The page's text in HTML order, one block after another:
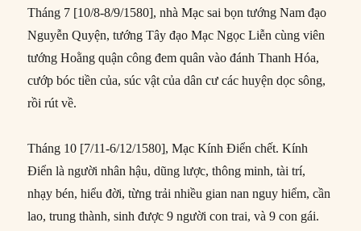
Tháng 7 [10/8-8/9/1580], nhà Mạc sai bọn tướng Nam đạo
Nguyễn Quyện, tướng Tây đạo Mạc Ngọc Liễn cùng viên
tướng Hoằng quận công đem quân vào đánh Thanh Hóa,
cướp bóc tiền của, súc vật của dân cư các huyện dọc sông,
rồi rút về.
Tháng 10 [7/11-6/12/1580], Mạc Kính Điển chết. Kính
Điển là người nhân hậu, dũng lược, thông minh, tài trí,
nhạy bén, hiểu đời, từng trải nhiều gian nan nguy hiểm, cần
lao, trung thành, sinh được 9 người con trai, và 9 con gái.